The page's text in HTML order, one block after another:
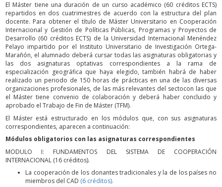
El Máster tiene una duración de un curso académico (60 créditos ECTS)
repartidos en dos cuatrimestres de acuerdo con la estructura del plan
docente. Para obtener el título de Máster Universitario en Cooperación
Internacional y Gestión de Políticas Públicas, Programas y Proyectos de
Desarrollo (60 créditos ECTS) de la Universidad Internacional Menéndez
Pelayo impartido por el Instituto Universitario de Investigación Ortega-
Marañón, el alumnado deberá cursar todas las asignaturas obligatorias y
las dos asignaturas optativas correspondientes a la rama de
especialización geográfica que haya elegido, también habrá de haber
realizado un periodo de 150 horas de prácticas en una de las diversas
organizaciones profesionales, de las más relevantes del sectocon las que
el Máster tiene convenio de colaboración y deberá haber concluido y
aprobado el Trabajo de Fin de Máster (TFM).
El Máster está estructurado en los módulos que, con sus asignaturas
correspondientes, aparecen a continuación:
Módulos obligatorios con las asignaturas correspondientes
MODULO I: FUNDAMENTOS DEL SISTEMA DE COOPERACIÓN
INTERNACIONAL (16 créditos).
La cooperación de los donantes tradicionales y la de los países no
miembros del CAD (6 créditos).